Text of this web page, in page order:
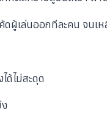
ผู้เล่นออกทีละคน จนเ
ด้ไม่สะดุด